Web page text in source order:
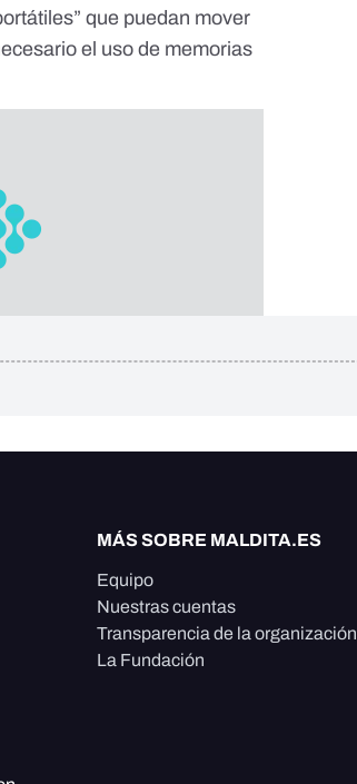
que puedan mover
el uso de memorias
MÁS SOBRE MALDITA.ES
Equipo
Nuestras cuentas
Transparencia de la organización
La Fundación